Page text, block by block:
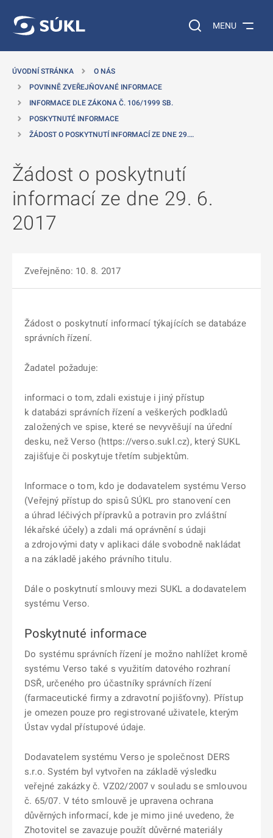
Vyhledávání na
MENU
ÚVODNÍ STRÁNKA
O NÁS
POVINNĚ ZVEŘEJŇOVANÉ INFORMACE
INFORMACE DLE ZÁKONA Č. 106/1999 SB.
POSKYTNUTÉ INFORMACE
ŽÁDOST O POSKYTNUTÍ INFORMACÍ ZE DNE 29.…
Žádost o poskytnutí
informací ze dne 29. 6.
2017
Zveřejněno: 10. 8. 2017
Žádost o poskytnutí informací týkajících se databáze
správních řízení.
Žadatel požaduje:
informaci o tom, zdali existuje i jiný přístup
k databázi správních řízení a veškerých podkladů
založených ve spise, které se nevyvěšují na úřední
desku, než Verso (https://verso.sukl.cz), který SUKL
zajišťuje či poskytuje třetím subjektům.
Informace o tom, kdo je dodavatelem systému Verso
(Veřejný přístup do spisů SÚKL pro stanovení cen
a úhrad léčivých přípravků a potravin pro zvláštní
lékařské účely) a zdali má oprávnění s údaji
a zdrojovými daty v aplikaci dále svobodně nakládat
a na základě jakého právního titulu.
Dále o poskytnutí smlouvy mezi SUKL a dodavatelem
systému Verso.
Poskytnuté informace
Do systému správních řízení je možno nahlížet kromě
systému Verso také s využitím datového rozhraní
DSŘ, určeného pro účastníky správních řízení
(farmaceutické firmy a zdravotní pojišťovny). Přístup
je omezen pouze pro registrované uživatele, kterým
Ústav vydal přístupové údaje.
Dodavatelem systému Verso je společnost DERS
s.r.o. Systém byl vytvořen na základě výsledku
veřejné zakázky č. VZ02/2007 v souladu se smlouvou
č. 65/07. V této smlouvě je upravena ochrana
důvěrných informací, kde je mimo jiné uvedeno, že
Zhotovitel se zavazuje použít důvěrné materiály